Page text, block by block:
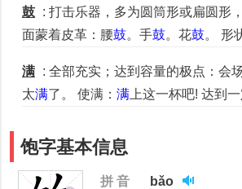
鼓 : 打击乐器，多为圆筒形或扁圆形
面蒙着皮革：腰鼓。手鼓。花鼓。 形
满 : 全部充实；达到容量的极点：会
太满了。 使满： 满 上这一杯吧! 达到
饱字基本信息
拼 音
bǎo